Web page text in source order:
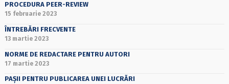
PROCEDURA PEER-REVIEW
15 februarie 2023
ÎNTREBĂRI FRECVENTE
13 martie 2023
NORME DE REDACTARE PENTRU AUTORI
17 martie 2023
PAȘII PENTRU PUBLICAREA UNEI LUCRĂRI